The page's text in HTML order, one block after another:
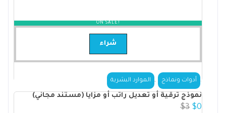
ON SALE!
شراء
الموارد البشرية أدوات ونماذج
نموذج ترقية أو تعديل راتب أو مزايا (مستند مجاني)
$3 $0